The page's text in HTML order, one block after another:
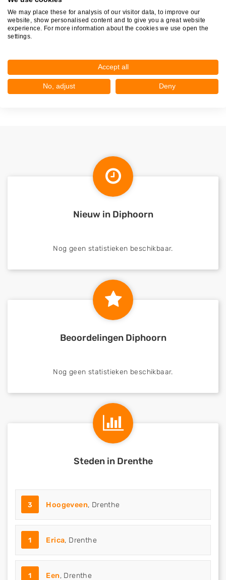
Emmen
Veenoord
Nieuw-Amsterdam
Wachtum
Oosterhesselen
Nieuw in Diphoorn
Nog geen statistieken beschikbaar.
Beoordelingen Diphoorn
Nog geen statistieken beschikbaar.
Steden in Drenthe
3 Hoogeveen, Drenthe
1 Erica, Drenthe
1 Een, Drenthe
We may place these for analysis of our visitor data, to improve our
website, show personalised content and to give you a great website
experience. For more information about the cookies we use open the
settings.
Accept all
No, adjust Deny